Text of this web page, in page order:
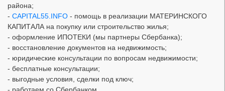
района;
- CAPITAL55.INFO - помощь в реализации МАТЕРИНСКОГО
КАПИТАЛА на покупку или строительство жилья;
- оформление ИПОТЕКИ (мы партнеры Сбербанка);
- восстановление документов на недвижимость;
- юридические консультации по вопросам недвижимости;
- бесплатные консультации;
- выгодные условия, сделки под ключ;